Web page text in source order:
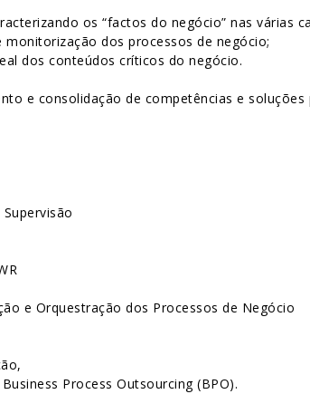
os “factos do negócio” nas várias
dos processos de negócio;
dos conteúdos críticos do negócio.
e consolidação de competências e
e Orquestração dos Processos de Negócio
Process Outsourcing (BPO).